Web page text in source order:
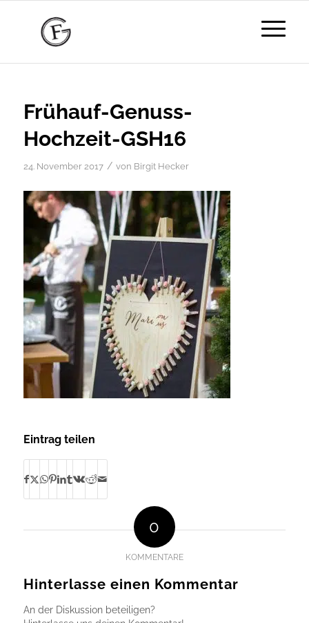
Frühauf-Genuss-
Hochzeit-GSH16
24. November 2017 / von Birgit Hecker
Eintrag teilen
0
KOMMENTARE
Hinterlasse einen Kommentar
An der Diskussion beteiligen?